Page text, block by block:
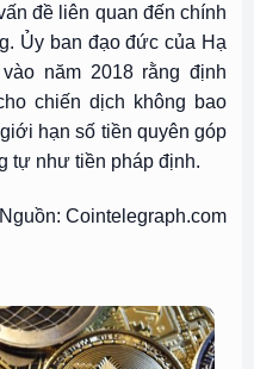
đề liên quan đến chính
Ủy ban đạo đức của Hạ
năm 2018 rằng định
chiến dịch không bao
hạn số tiền quyên góp
tự như tiền pháp định.
Nguồn: Cointelegraph.com